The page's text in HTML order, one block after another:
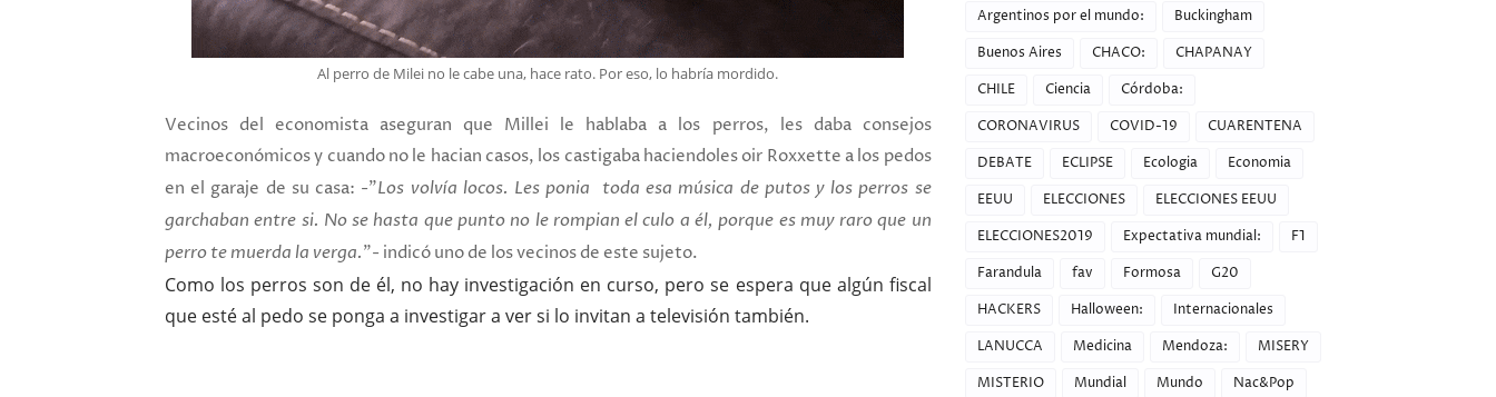
Al perro de Milei no le cabe una, hace rato. Por eso, lo habría mordido.
Vecinos del economista aseguran que Millei le hablaba a los perros, les daba consejos
macroeconómicos y cuando no le hacian casos, los castigaba haciendoles oir Roxxette a los pedos
en el garaje de su casa: -"Los volvía locos. Les ponia toda esa música de putos y los perros se
garchaban entre si. No se hasta que punto no le rompian el culo a él, porque es muy raro que un
perro te muerda la verga."- indicó uno de los vecinos de este sujeto.
Como los perros son de él, no hay investigación en curso, pero se espera que algún fiscal
que esté al pedo se ponga a investigar a ver si lo invitan a televisión también.
Argentinos por el mundo:
Buckingham
Buenos Aires
CHACO:
CHAPANAY
CHILE
Ciencia
Córdoba:
CORONAVIRUS
COVID-19
CUARENTENA
DEBATE
ECLIPSE Ecologia
Economia
EEUU
ELECCIONES
ELECCIONES EEUU
ELECCIONES2019
Expectativa mundial:
F1
Farandula
fav Formosa
G20
HACKERS
Halloween:
Internacionales
LANUCCA
Medicina Mendoza:
MISERY
MISTERIO
Mundial Mundo
Nac&Pop